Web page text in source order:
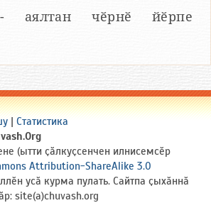
- аялтан чӗрнӗ йӗрпе
| Статистика
(ытти ҫӑлкуҫсенчен илнисемсӗр
Attribution-ShareAlike 3.0
усӑ курма пулать. Сайтпа ҫыхӑннӑ
site(a)chuvash.org